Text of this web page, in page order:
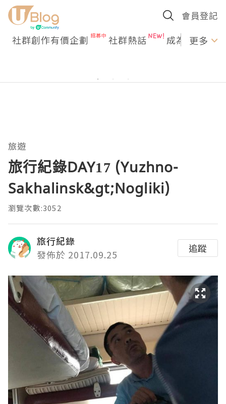
會員登記
社群創作有價企劃 社群熱話 成為U更多
旅遊
旅行紀錄DAY17 (Yuzhno-
Sakhalinsk&gt;Nogliki)
瀏覽次數:3052
旅行紀錄
發佈於 2017.09.25
追蹤